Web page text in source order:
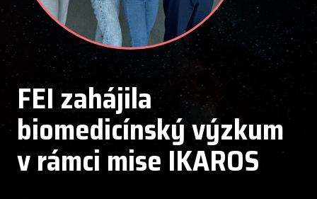
FEI zahájila
biomedicínský výzkum
v rámci mise IKAROS